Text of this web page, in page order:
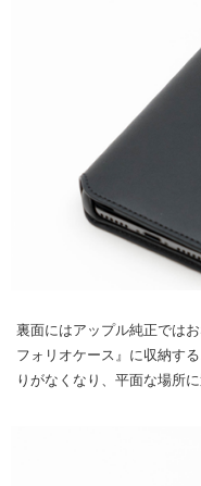
裏面にはアップル純正では
フォリオケース』に収納す
りがなくなり、平面な場所